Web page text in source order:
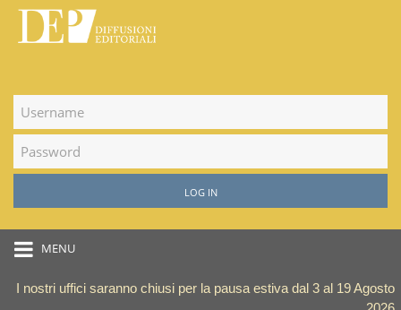
LOG IN
MENU
I nostri uffici saranno chiusi per la pausa estiva dal 3 al 19 Agosto